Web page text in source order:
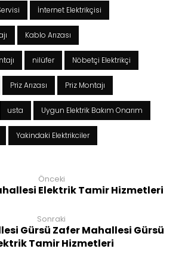
İnternet Elektrikçisi
Kablo Arızası
nilüfer Nöbetçi Elektrikçi
Priz Arızası Priz Montajı
usta Uygun Elektrik Bakım Onarım
Yakindaki Elektrikciler
Önceki
Elektrik Tamir Hizmetleri
Sonraki
Gürsü Zafer Mahallesi Gürsü
Tamir Hizmetleri